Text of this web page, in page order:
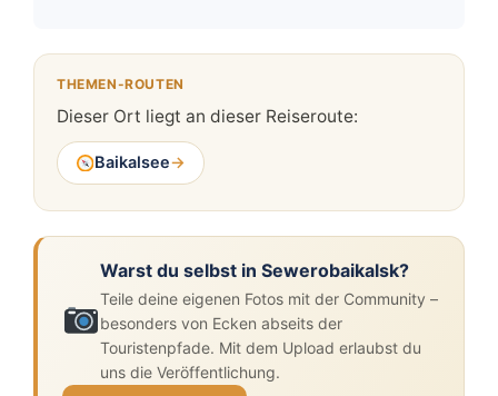
THEMEN-ROUTEN
Dieser Ort liegt an dieser Reiseroute:
Baikalsee→
Warst du selbst in Sewerobaikalsk?
Teile deine eigenen Fotos mit der Community –
besonders von Ecken abseits der
Touristenpfade. Mit dem Upload erlaubst du
uns die Veröffentlichung.